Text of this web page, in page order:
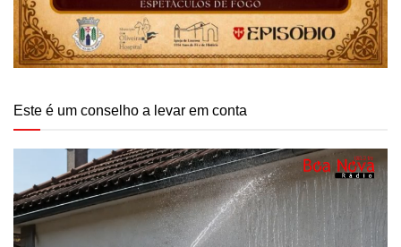
Este é um conselho a levar em conta